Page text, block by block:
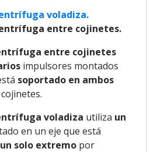
voladiza.
entre cojinetes.
entre cojinetes
impulsores montados
soportado en ambos
voladiza utiliza un
en un eje que está
solo extremo por